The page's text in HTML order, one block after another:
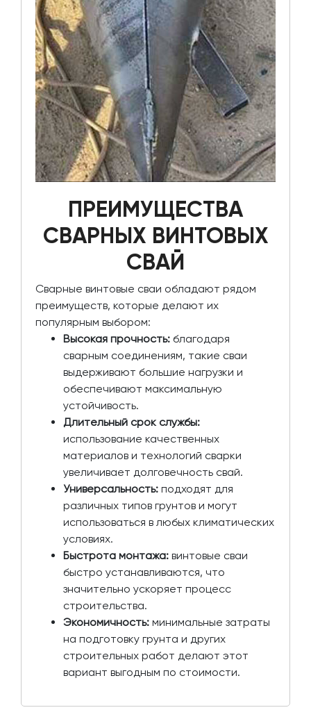
ПРЕИМУЩЕСТВА
СВАРНЫХ ВИНТОВЫХ
СВАЙ
Сварные винтовые сваи обладают рядом
преимуществ, которые делают их
популярным выбором:
Высокая прочность: благодаря
сварным соединениям, такие сваи
выдерживают большие нагрузки и
обеспечивают максимальную
устойчивость.
Длительный срок службы:
использование качественных
материалов и технологий сварки
увеличивает долговечность свай.
Универсальность: подходят для
различных типов грунтов и могут
использоваться в любых климатических
условиях.
Быстрота монтажа: винтовые сваи
быстро устанавливаются, что
значительно ускоряет процесс
строительства.
Экономичность: минимальные затраты
на подготовку грунта и других
строительных работ делают этот
вариант выгодным по стоимости.